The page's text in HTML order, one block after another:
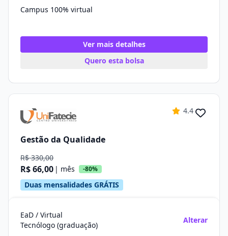
Campus 100% virtual
Ver mais detalhes
Quero esta bolsa
4.4
Gestão da Qualidade
R$ 330,00
R$ 66,00 | mês -80%
Duas mensalidades GRÁTIS
EaD / Virtual
Tecnólogo (graduação)
Alterar